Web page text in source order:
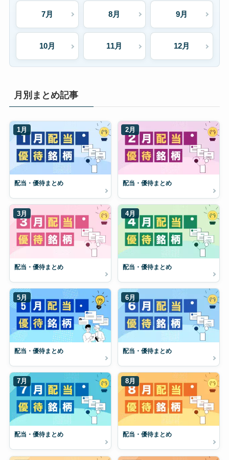
7月 8月 9月
10月 11月 12月
月別まとめ記事
1月
配当・優待まとめ
2月
配当・優待まとめ
3月
配当・優待まとめ
4月
配当・優待まとめ
5月
配当・優待まとめ
6月
配当・優待まとめ
7月
配当・優待まとめ
8月
配当・優待まとめ